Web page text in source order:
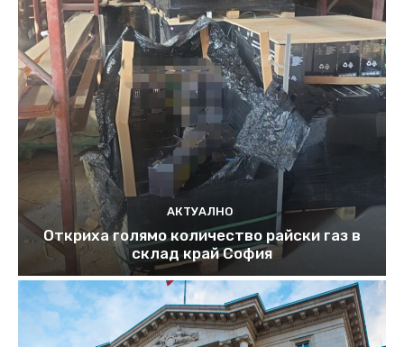
АКТУАЛНО
Откриха голямо количество райски газ в
склад край София